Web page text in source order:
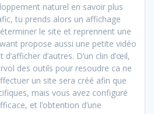
naturel en savoir plus
tu prends alors un affichage
le site et reprennent une
propose aussi une petite vidéo
d’autres. D’un clin d’œil,
des outils pour resoudre ca ne
un site sera créé afin que
mais vous avez configuré
et l’obtention d’une